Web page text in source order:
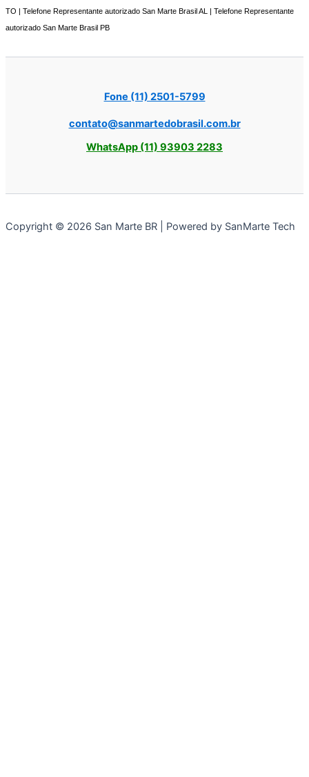
TO | Telefone Representante autorizado San Marte Brasil AL | Telefone Representante
autorizado San Marte Brasil PB
Fone (11) 2501-5799
contato@sanmartedobrasil.com.br
WhatsApp (11) 93903 2283
Copyright © 2026 San Marte BR | Powered by SanMarte Tech